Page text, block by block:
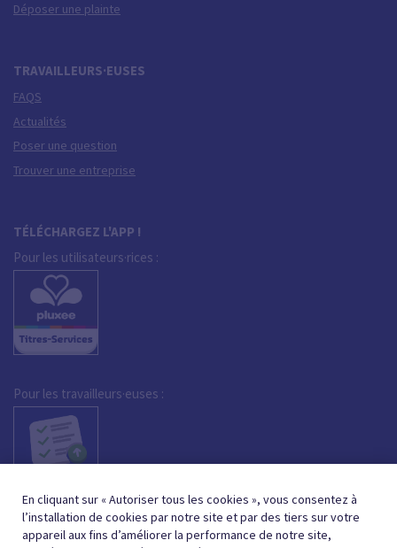
Déposer une plainte
TRAVAILLEURS·EUSES
FAQS
Actualités
Poser une question
Trouver une entreprise
TÉLÉCHARGEZ L'APP !
Pour les utilisateurs·rices :
Pour les travailleurs·euses :
En cliquant sur « Autoriser tous les cookies », vous consentez à
l’installation de cookies par notre site et par des tiers sur votre
appareil aux fins d’améliorer la performance de notre site,